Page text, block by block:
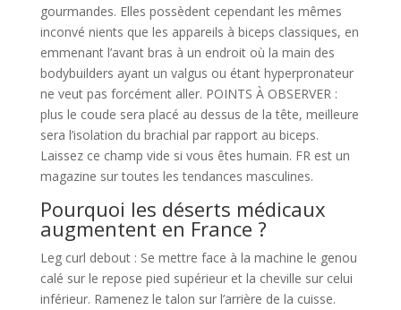
gourmandes. Elles possèdent cependant les mêmes
inconvé nients que les appareils à biceps classiques, en
emmenant l’avant bras à un endroit où la main des
bodybuilders ayant un valgus ou étant hyperpronateur
ne veut pas forcément aller. POINTS À OBSERVER :
plus le coude sera placé au dessus de la tête, meilleure
sera l’isolation du brachial par rapport au biceps.
Laissez ce champ vide si vous êtes humain. FR est un
magazine sur toutes les tendances masculines.
Pourquoi les déserts médicaux
augmentent en France ?
Leg curl debout : Se mettre face à la machine le genou
calé sur le repose pied supérieur et la cheville sur celui
inférieur. Ramenez le talon sur l’arrière de la cuisse.